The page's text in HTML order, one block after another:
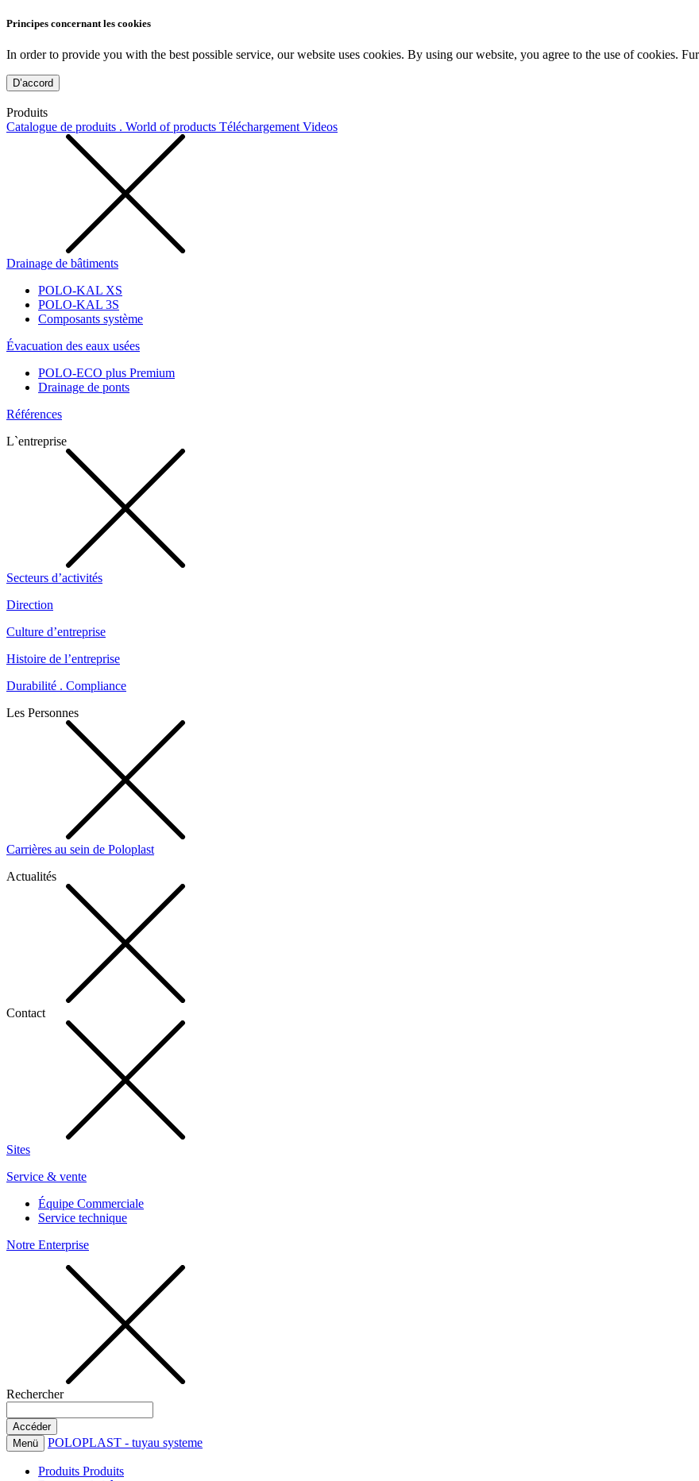
Principes concernant les cookies
In order to provide you with the best possible service, our website uses cookies. By using our website, you agree to the use of cookies.
D’accord
Produits
Catalogue de produits . World of products Téléchargement Videos
Drainage de bâtiments
POLO-KAL XS
POLO-KAL 3S
Composants système
Évacuation des eaux usées
POLO-ECO plus Premium
Drainage de ponts
Références
L`entreprise
Secteurs d’activités
Direction
Culture d’entreprise
Histoire de l’entreprise
Durabilité . Compliance
Les Personnes
Carrières au sein de Poloplast
Actualités
Contact
Sites
Service & vente
Équipe Commerciale
Service technique
Notre Enterprise
Rechercher
Menü POLOPLAST - tuyau systeme
Produits Produits